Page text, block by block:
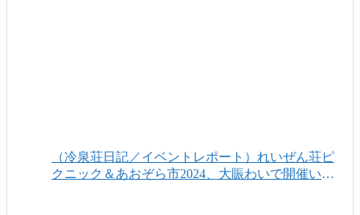
（冷泉荘日記／イベントレポート）れいぜん荘ピ
クニック＆あおぞら市2024、大賑わいで開催いた